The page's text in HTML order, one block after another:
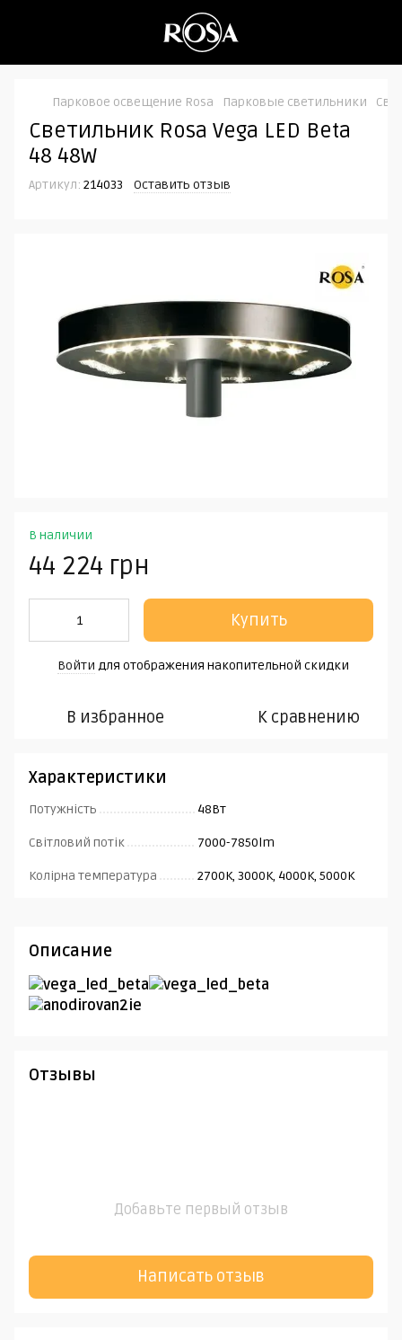
Парковое освещение Rosa Парковые светильники
Светильник Rosa Vega LED Beta
48 48W
Артикул: 214033 Оставить отзыв
В наличии
44 224 грн
Купить
Войти для отображения накопительной скидки
В избранное К сравнению
Характеристики
Потужність 48Вт
Світловий потік 7000-7850lm
Колірна температура 2700K, 3000K, 4000K, 5000K
Описание
Отзывы
Добавьте первый отзыв
Написать отзыв